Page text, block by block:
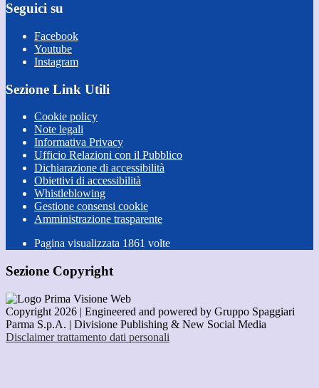
Seguici su
Facebook
Youtube
Instagram
Sezione Link Utili
Cookie policy
Note legali
Informativa Privacy
Ufficio Relazioni con il Pubblico
Dichiarazione di accessibilità
Obiettivi di accessibilità
Whistleblowing
Gestione consensi cookie
Amministrazione trasparente
Pagina visualizzata 1861 volte
Sezione Copyright
Copyright 2026 | Engineered and powered by Gruppo Spaggiari
Parma S.p.A. | Divisione Publishing & New Social Media
Disclaimer trattamento dati personali